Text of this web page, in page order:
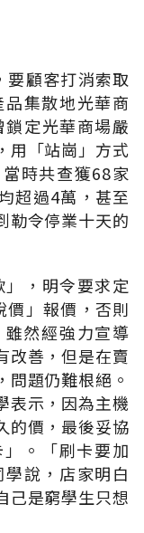
要顧客打消索取
集散地光華商
定光華商場嚴
用「站崗」方式
時共查獲68家
超過4萬，甚至
勒令停業十天的
，明令要求定
」報價，否則
然經強力宣導
改善，但是在賣
題仍難根絕。
表示，因為主機
的價，最後妥協
。「刷卡要加
說，店家明白
己是窮學生只想